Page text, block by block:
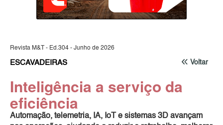
Revista M&T - Ed.304 - Junho de 2026
Voltar
ESCAVADEIRAS
Inteligência a serviço da
eficiência
Automação, telemetria, IA, IoT e sistemas 3D avançam